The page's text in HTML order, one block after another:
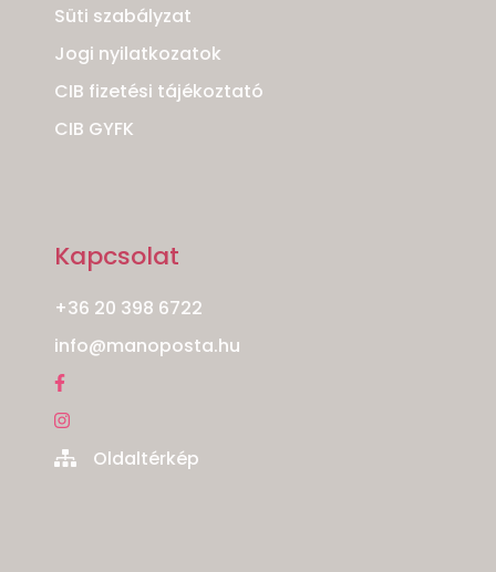
Süti szabályzat
Jogi nyilatkozatok
CIB fizetési tájékoztató
CIB GYFK
Kapcsolat
+36 20 398 6722
info@manoposta.hu
Oldaltérkép